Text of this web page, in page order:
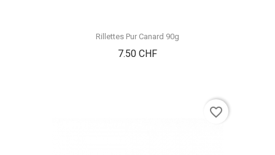
Rillettes Pur Canard 90g
7.50 CHFPrix
favorite_border